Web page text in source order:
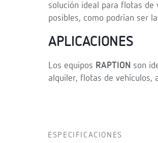
solución ideal para flotas de
posibles, como podrían ser
APLICACIONES
Los equipos RAPTION son
alquiler, flotas de vehículos,
ESPECIFICACIONES